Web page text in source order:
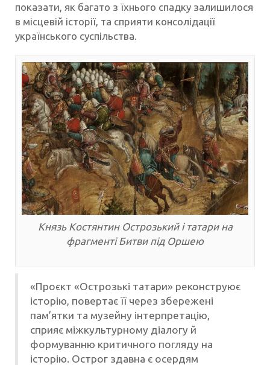
показати, як багато з їхнього спадку залишилося
в місцевій історії, та сприяти консолідації
українського суспільства.
Князь Костянтин Острозький і татари на
фрагменті Битви під Оршею
«Проєкт «Острозькі татари» реконструює
історію, повертає її через збережені
пам’ятки та музейну інтерпретацію,
сприяє міжкультурному діалогу й
формуванню критичного погляду на
історію. Острог здавна є осердям